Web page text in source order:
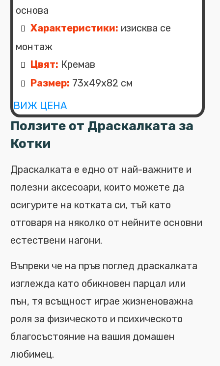
основа
Характеристики: изисква се
монтаж
Цвят: Кремав
Размер: 73x49x82 см
ВИЖ ЦЕНА
Ползите от Драскалката за
Котки
Драскалката е едно от най-важните и
полезни аксесоари, които можете да
осигурите на котката си, тъй като
отговаря на няколко от нейните основни
естествени нагони.
Въпреки че на пръв поглед драскалката
изглежда като обикновен парцал или
пън, тя всъщност играе жизненоважна
роля за физическото и психическото
благосъстояние на вашия домашен
любимец.